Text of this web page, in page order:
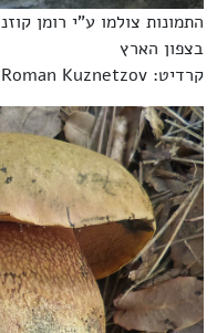
התמונות צולמו ע"י רומן
בצפון הארץ
קרדיט: Roman Kuznetzov